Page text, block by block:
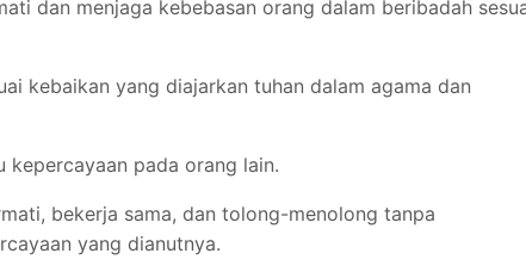
dan menjaga kebebasan orang dalam beribadah
kebaikan yang diajarkan tuhan dalam agama dan
kepercayaan pada orang lain.
bekerja sama, dan tolong-menolong tanpa
yang dianutnya.